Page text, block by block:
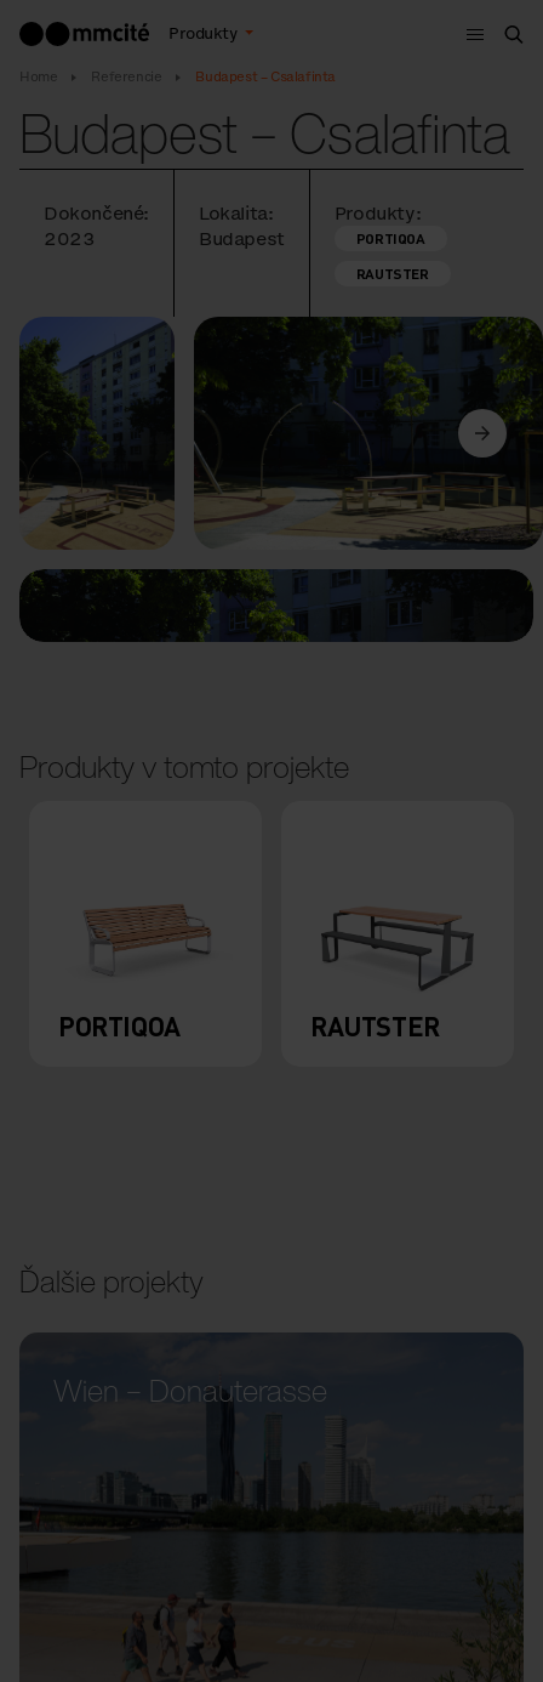
Produkty
Menu
Home Referencie Budapest – Csalafinta
Budapest – Csalafinta
Dokončené:
2023
Lokalita:
Budapest
Produkty:
PORTIQOA
RAUTSTER
Predchádzajúci Ďalší
Produkty v tomto projekte
PORTIQOA RAUTSTER
Ďalšie projekty
Wien – Donauterasse